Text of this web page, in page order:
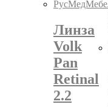
товара.
Линза
Volk
Pan
Retinal
2.2